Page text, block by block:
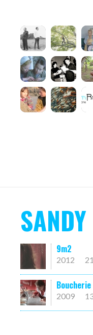
9m2
2012
Boucherie
2009